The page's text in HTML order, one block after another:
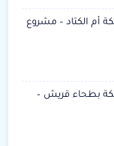
أم الكتاد – مشروع
بطحاء قريش –